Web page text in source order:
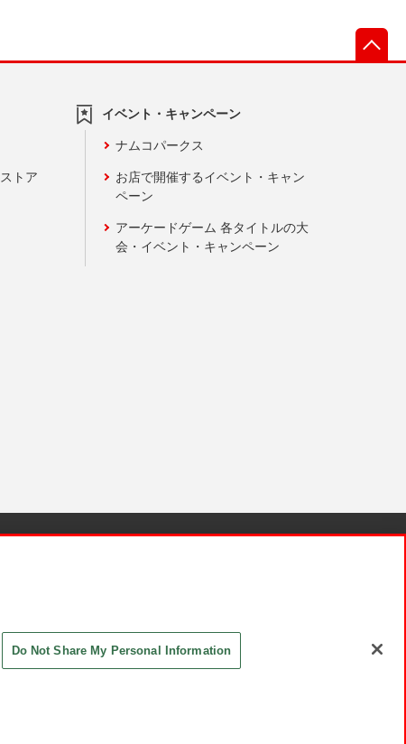
トア
イベント・キャンペーン
ナムコパークス
お店で開催するイベント・キャン
ペーン
アーケードゲーム 各タイトルの大
会・イベント・キャンペーン
Do Not Share My Personal Information